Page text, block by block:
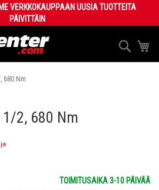
VERKKOKAUPPAAN UUSIA TUOTTEITA
PÄIVITTÄIN
Haku
680 Nm
2, 680 Nm
TOIMITUSAIKA 3-10 PÄIVÄÄ